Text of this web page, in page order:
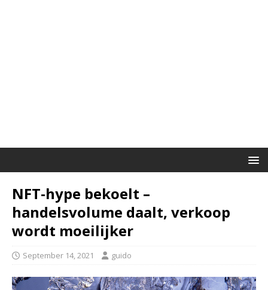
NFT-hype bekoelt –
handelsvolume daalt, verkoop
wordt moeilijker
September 14, 2021 guido